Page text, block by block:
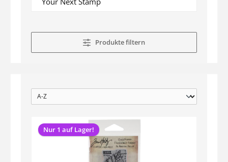
Produkte filtern
Nur 1 auf Lager!